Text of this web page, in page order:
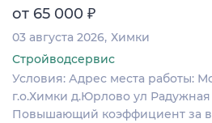
от 65 000 ₽
03 августа 2026 Химки
Стройводсервис
Условия: Адрес места работы:
г.о.Химки д.Юрлово ул Радужная
Повышающий коэффициент за